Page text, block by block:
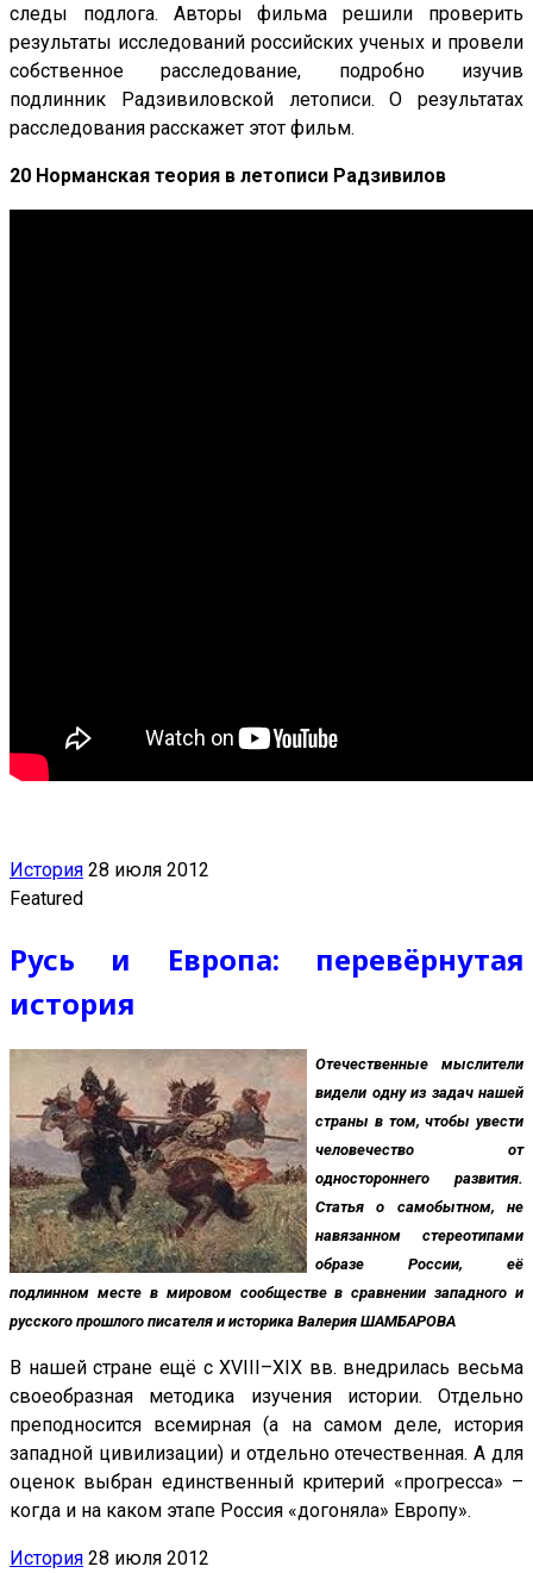
следы подлога. Авторы фильма решили проверить
результаты исследований российских ученых и провели
собственное расследование, подробно изучив
подлинник Радзивиловской летописи. О результатах
расследования расскажет этот фильм.
20 Норманская теория в летописи Радзивилов
История 28 июля 2012
Featured
Русь и Европа: перевёрнутая
история
Отечественные мыслители
видели одну из задач нашей
страны в том, чтобы увести
человечество от
одностороннего развития.
Статья о самобытном, не
навязанном стереотипами
образе России, её
подлинном месте в мировом сообществе в сравнении западного и
русского прошлого писателя и историка Валерия ШАМБАРОВА
В нашей стране ещё с XVIII–XIX вв. внедрилась весьма
своеобразная методика изучения истории. Отдельно
преподносится всемирная (а на самом деле, история
западной цивилизации) и отдельно отечественная. А для
оценок выбран единственный критерий «прогресса» –
когда и на каком этапе Россия «догоняла» Европу».
История 28 июля 2012